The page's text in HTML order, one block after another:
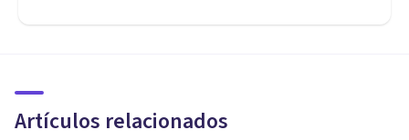
Artículos relacionados
célebre psicólogo ruso